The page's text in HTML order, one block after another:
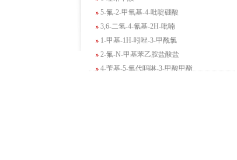
5-氟-2-甲氧基-4-吡啶硼酸
3,6-二氢-4-氰基-2H-吡喃
1-甲基-1H-吲唑-3-甲酰氯
2-氟-N-甲基苯乙胺盐酸盐
4-苄基-5-氧代吗啉-3-甲酸甲酯